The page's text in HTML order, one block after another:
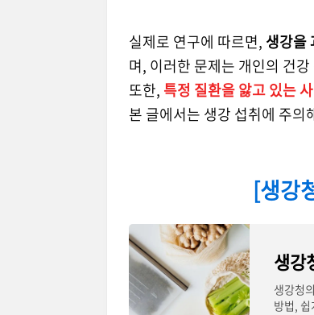
실제로 연구에 따르면, 생강을
며, 이러한 문제는 개인의 건
또한, 특정 질환을 앓고 있는
본 글에서는 생강 섭취에 주
[생강
생강
생강청
방법,